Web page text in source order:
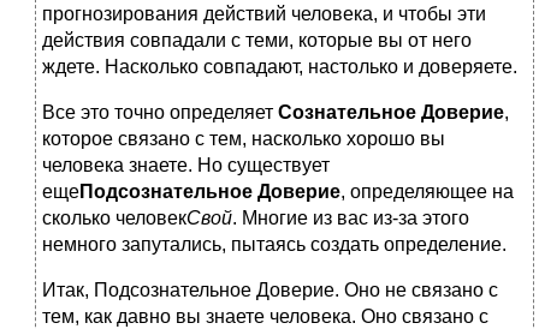
прогнозирования действий человека, и чтобы эти
действия совпадали с теми, которые вы от него
ждете. Насколько совпадают, настолько и доверяете.
Все это точно определяет Сознательное Доверие,
которое связано с тем, насколько хорошо вы
человека знаете. Но существует
ещеПодсознательное Доверие, определяющее на
сколько человекСвой. Многие из вас из-за этого
немного запутались, пытаясь создать определение.
Итак, Подсознательное Доверие. Оно не связано с
тем, как давно вы знаете человека. Оно связано с